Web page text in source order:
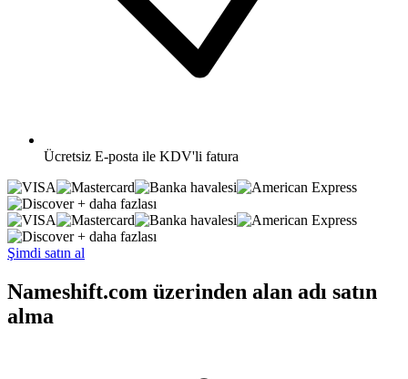
Ücretsiz E-posta ile KDV'li fatura
+ daha fazlası
+ daha fazlası
Şimdi satın al
Nameshift.com üzerinden alan adı satın
alma